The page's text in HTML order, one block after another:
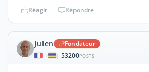
Réagir Répondre
Julien Fondateur
| 53200POSTS